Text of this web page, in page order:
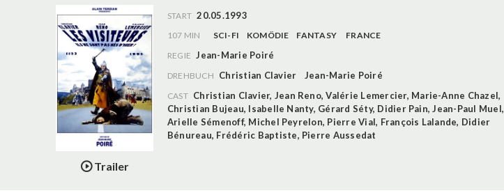
Trailer
START 20.05.1993
107 MIN SCI-FI KOMÖDIE FANTASY
FRANCE
REGIE Jean-Marie Poiré
DREHBUCH Christian Clavier Jean-Marie Poiré
CAST Christian Clavier, Jean Reno,Valérie Lemercier, Marie-Anne Chazel,
Christian Bujeau, Isabelle Nanty, Gérard Séty, Didier Pain,Jean-Paul Muel,
Arielle Sémenoff, Michel Peyrelon, Pierre Vial, François Lalande, Didier
Bénureau, Frédéric Baptiste, Pierre Aussedat